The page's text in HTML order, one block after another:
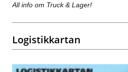
All info om Truck & Lager!
Logistikkartan